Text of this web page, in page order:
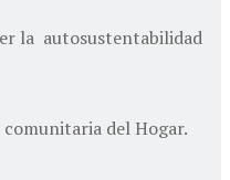
la autosustentabilidad
del Hogar.